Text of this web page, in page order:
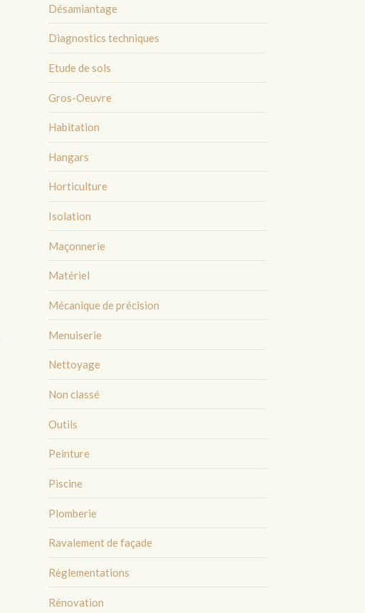
Désamiantage
Diagnostics techniques
Etude de sols
Gros-Oeuvre
Habitation
Hangars
Horticulture
Isolation
Maçonnerie
Matériel
Mécanique de précision
Menuiserie
Nettoyage
Non classé
Outils
Peinture
Piscine
Plomberie
Ravalement de façade
Règlementations
Rénovation